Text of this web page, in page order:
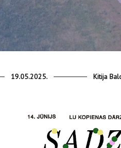
19.05.2025. Kitija